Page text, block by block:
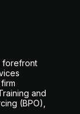
forefront
and
(BPO),